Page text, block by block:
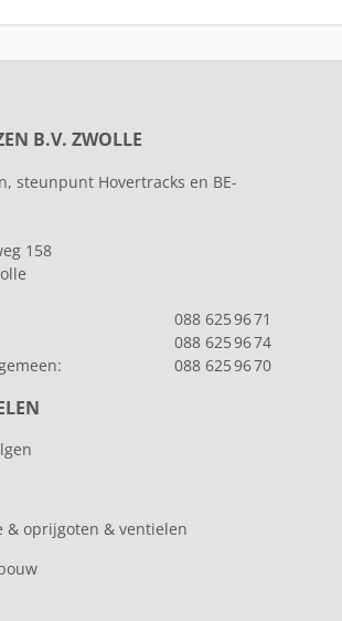
B.V. ZWOLLE
steunpunt Hovertracks en BE-
158
088 625 96 71
088 625 96 74
088 625 96 70
& oprijgoten & ventielen